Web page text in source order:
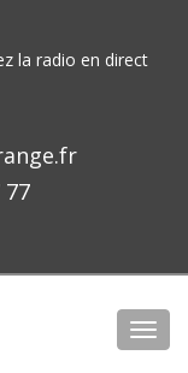
la radio en direct
77